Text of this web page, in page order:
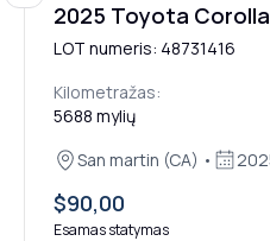
2025 Toyota
LOT numeris: 48731416
Kilometražas:
5688 mylių
San martin (CA) •
$90,00
Esamas statymas